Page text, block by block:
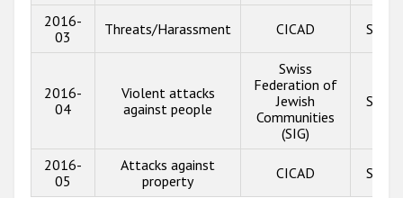
2016-
03
Threats/Harassment CICAD
2016-
04
Violent attacks
against people
Swiss
Federation of
Jewish
Communities
(SIG)
2016-
05
Attacks against
property
CICAD